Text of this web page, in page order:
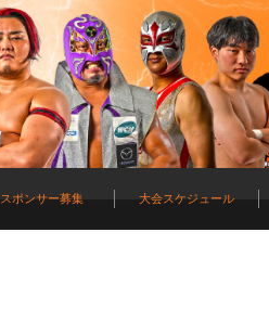
スポンサー募集 大会スケジュール